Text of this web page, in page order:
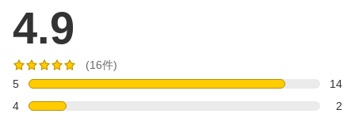
4.9
(16件)
5
14
4
2